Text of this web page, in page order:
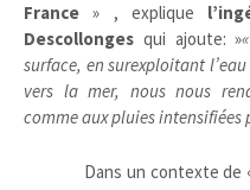
France » , explique
Descollonges qui ajoute: »«
surface, en surexploitant
vers la mer, nous nous
comme aux pluies
Dans un contexte de